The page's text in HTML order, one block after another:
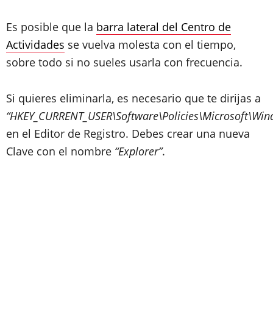
Es posible que la barra lateral del Centro de
Actividades se vuelva molesta con el tiempo,
sobre todo si no sueles usarla con frecuencia.
Si quieres eliminarla, es necesario que te dirijas a
en el Editor de Registro. Debes crear una nueva
Clave con el nombre “Explorer”.